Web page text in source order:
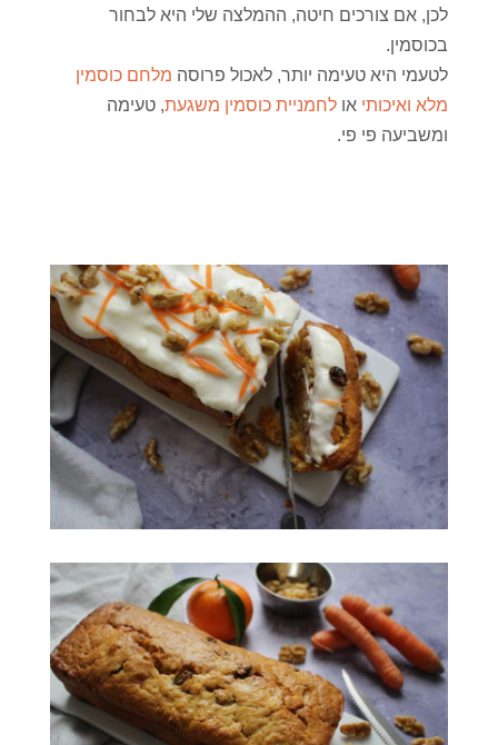
לכן, אם צורכים חיטה, ההמלצה שלי היא לבחור
בכוסמין.
לטעמי היא טעימה יותר, לאכול פרוסה מלחם כוסמין
מלא ואיכותי או לחמניית כוסמין משגעת, טעימה
ומשביעה פי פי.